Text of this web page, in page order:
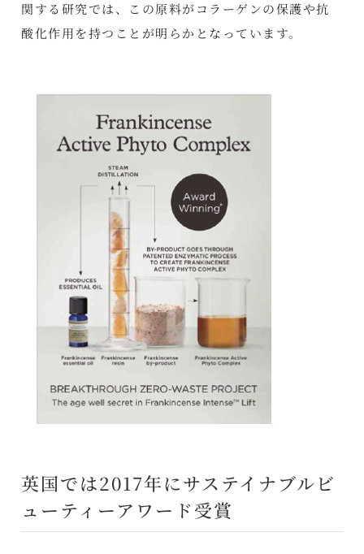
関する研究では、この原料がコラーゲンの保護や抗
酸化作用を持つことが明らかとなっています。
英国では2017年にサステイナブルビ
ューティーアワード受賞